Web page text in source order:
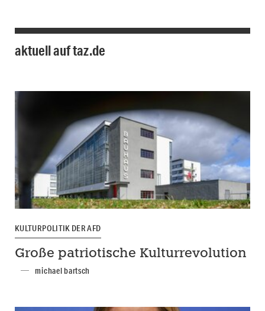
aktuell auf taz.de
KULTURPOLITIK DER AFD
Große patriotische Kulturrevolution
michael bartsch